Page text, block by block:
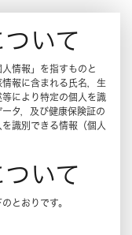
いて
情報」を指すものと
報に含まれる氏名，生
により特定の個人を識
タ，及び健康保険証の
識別できる情報（個人
いて
とおりです。